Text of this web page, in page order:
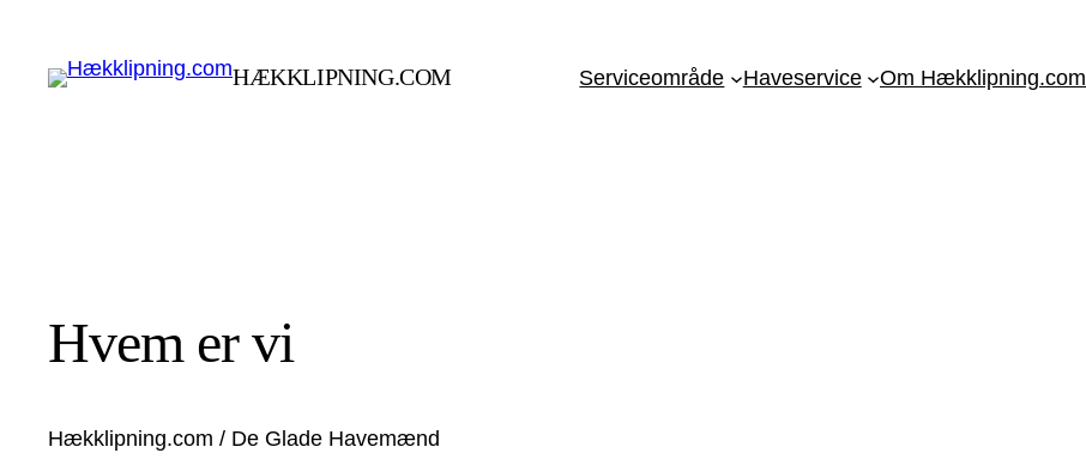
indhold
HÆKKLIPNING.COM Serviceområde Haveservice Om Hækklipning.com
Hvem er vi
Hækklipning.com / De Glade Havemænd